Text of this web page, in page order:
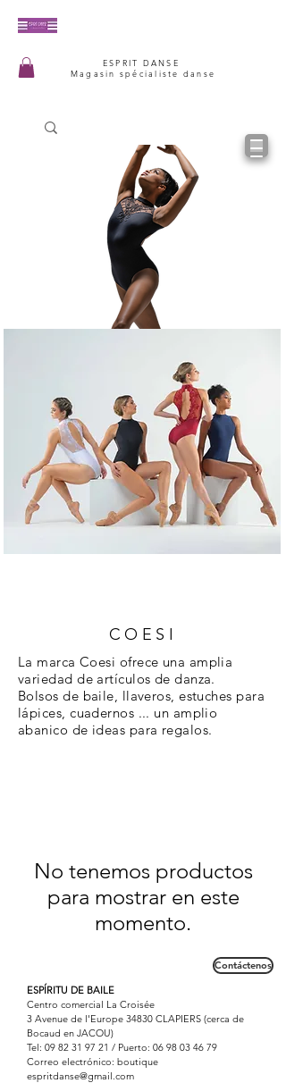
ESPRIT DANSE
Magasin spécialiste danse
COESI
La marca Coesi ofrece una amplia
variedad de artículos de danza.
Bolsos de baile, llaveros, estuches para
lápices, cuadernos ... un amplio
abanico de ideas para regalos.
No tenemos productos
para mostrar en este
momento.
Contáctenos
ESPÍRITU DE BAILE
Centro comercial La Croisée
3 Avenue de l'Europe 34830 CLAPIERS (cerca de
Bocaud en JACOU)
Tel: 09 82 31 97 21 / Puerto: 06 98 03 46 79
Correo electrónico: boutique
espritdanse@gmail.com